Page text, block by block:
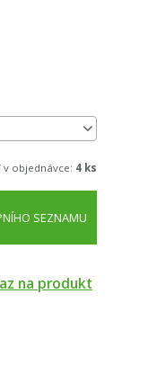
objednávce: 4 ks
SEZNAMU
na produkt